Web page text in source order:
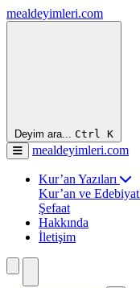
mealdeyimleri.com
Deyim ara... Ctrl K
mealdeyimleri.com
Kur’an Yazıları
Kur’an ve Edebiyat
Şefaat
Hakkında
İletişim